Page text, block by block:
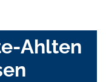
Ahlten